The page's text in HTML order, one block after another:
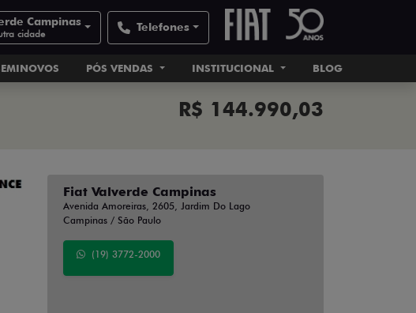
Campinas
cidade Telefones
PÓS VENDAS INSTITUCIONAL BLOG
R$ 144.990,03
Fiat Valverde Campinas
Avenida Amoreiras, 2605, Jardim Do Lago
Campinas / São Paulo
(19) 3772-2000